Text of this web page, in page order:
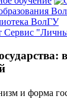
ВолГУ
Сервис
и форма